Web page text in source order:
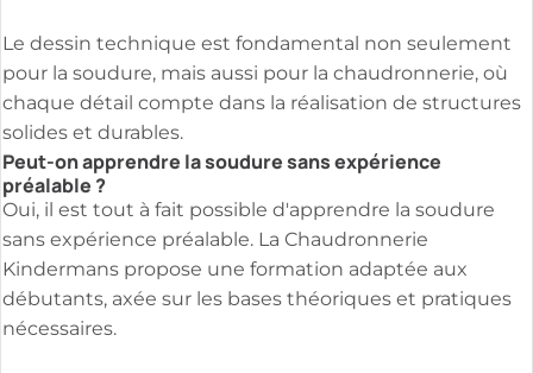
Le dessin technique est fondamental non seulement
pour la soudure, mais aussi pour la chaudronnerie, où
chaque détail compte dans la réalisation de structures
solides et durables.
Peut-on apprendre la soudure sans expérience
préalable ?
Oui, il est tout à fait possible d'apprendre la soudure
sans expérience préalable. La Chaudronnerie
Kindermans propose une formation adaptée aux
débutants, axée sur les bases théoriques et pratiques
nécessaires.